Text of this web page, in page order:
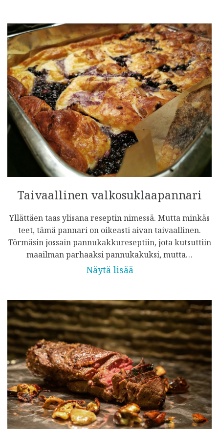
Taivaallinen valkosuklaapannari
Yllättäen taas ylisana reseptin nimessä. Mutta minkäs
teet, tämä pannari on oikeasti aivan taivaallinen.
Törmäsin jossain pannukakkureseptiin, jota kutsuttiin
maailman parhaaksi pannukakuksi, mutta…
Näytä lisää